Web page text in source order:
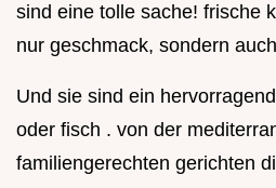
sind eine tolle sache! frische
nur geschmack, sondern
Und sie sind ein
oder fisch . von der
familiengerechten gerichten